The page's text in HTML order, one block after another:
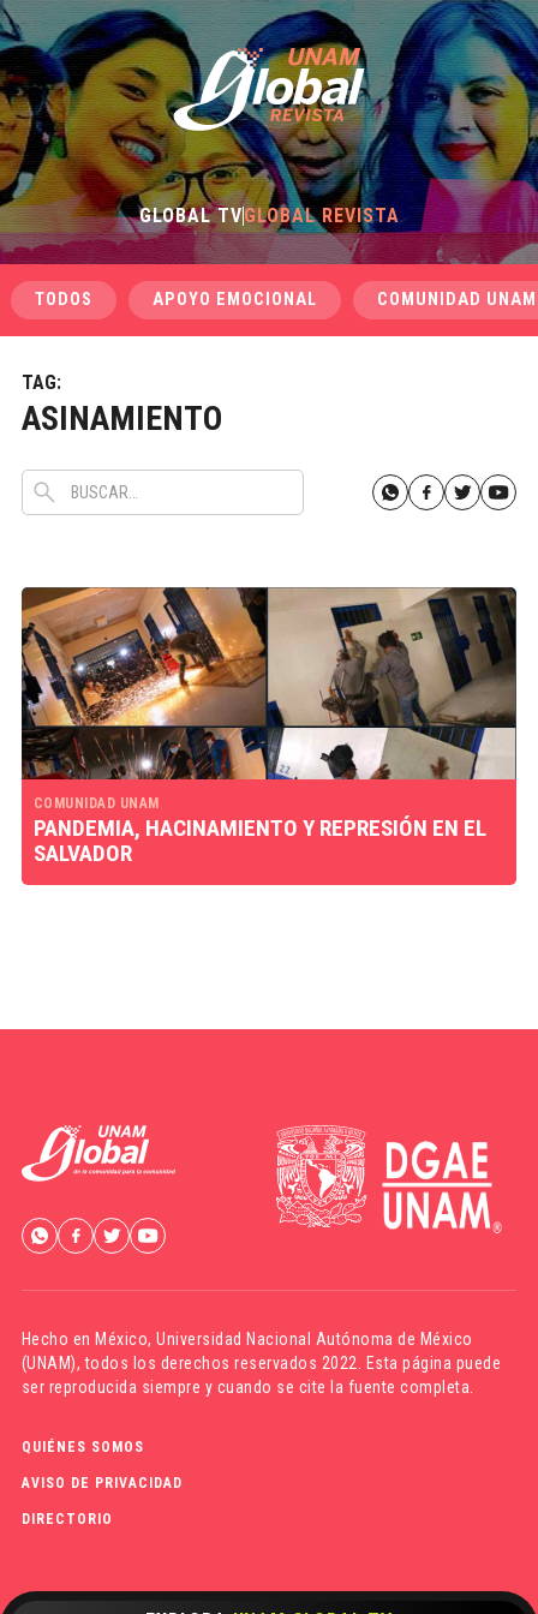
GLOBAL TVGLOBAL REVISTA
TODOS APOYO EMOCIONAL COMUNIDAD UNAM
TAG:
ASINAMIENTO
COMUNIDAD UNAM
PANDEMIA, HACINAMIENTO Y REPRESIÓN EN EL
SALVADOR
Hecho en México,Universidad Nacional Autónoma de México
(UNAM), todos los derechos reservados 2022. Esta página puede
ser reproducida siempre y cuando se cite la fuente completa.
QUIÉNES SOMOS
AVISO DE PRIVACIDAD
DIRECTORIO